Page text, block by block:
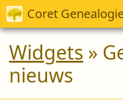
Coret
Widgets »
nieuws